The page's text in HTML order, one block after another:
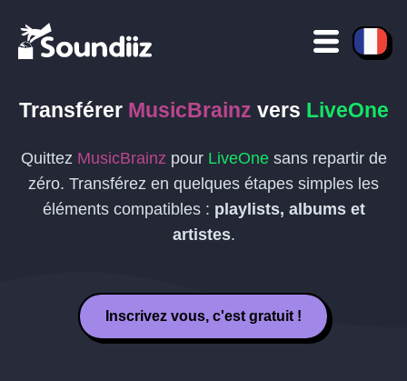
Transférer MusicBrainz vers LiveOne
Quittez MusicBrainz pour LiveOnesans repartir de
zéro. Transférez en quelques étapes simples les
éléments compatibles : playlists, albums et
artistes.
Inscrivez vous, c'est gratuit !